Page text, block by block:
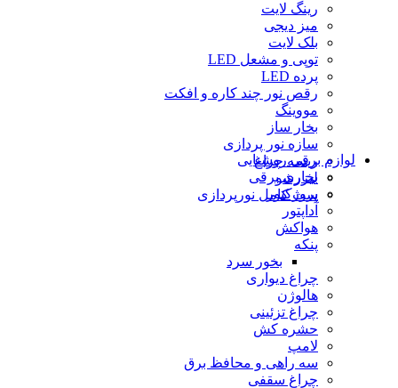
رینگ لایت
میز دیجی
بلک لایت
توپی و مشعل LED
پرده LED
رقص نور چند کاره و افکت
مووینگ
بخار ساز
سازه نور پردازی
ریسه چراغ
لیزرشو
ست کامل نورپردازی
لوازم برقی روشنایی
بخاری برقی
پروژكتور
آداپتور
هواکش
پنکه
بخور سرد
چراغ دیواری
هالوژن
چراغ تزئينى
حشره كش
لامپ
سه راهی و محافظ برق
چراغ سقفی